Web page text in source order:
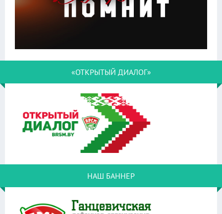
«ОТКРЫТЫЙ ДИАЛОГ»
НАШ БАННЕР